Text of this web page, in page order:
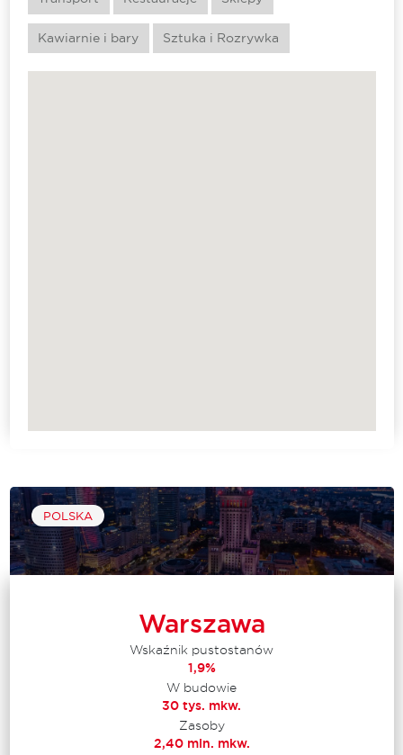
Kawiarnie i bary Sztuka i Rozrywka
POLSKA
Warszawa
Wskaźnik pustostanów
1,9%
W budowie
30 tys. mkw.
Zasoby
2,40 mln. mkw.